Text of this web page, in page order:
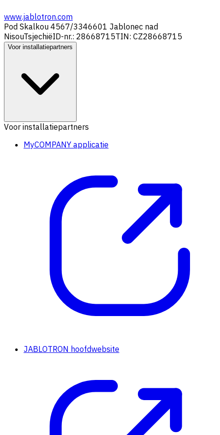
www.jablotron.com
Pod Skalkou 4567/3346601 Jablonec nad
NisouTsjechiëID-nr.: 28668715TIN: CZ28668715
Voor installatiepartners
Voor installatiepartners
MyCOMPANY applicatie
JABLOTRON hoofdwebsite